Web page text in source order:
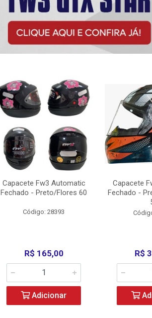
Capacete Fw3 Automatic
Fechado - Preto/Flores 60
Código: 28393
R$ 165,00
Adicionar
Capacete
Fechado -
R$